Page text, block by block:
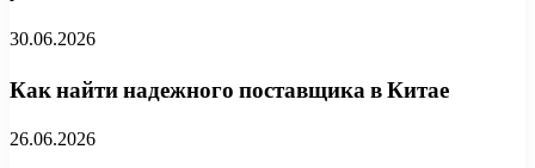
30.06.2026
Как найти надежного поставщика в Китае
26.06.2026